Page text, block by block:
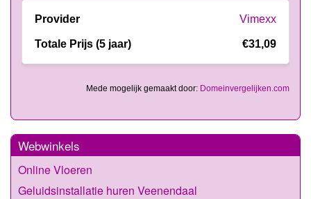
Vimexx
€31,09
Mede mogelijk gemaakt door: Domeinvergelijken.com
Webwinkels
Online Vloeren
Geluidsinstallatie huren Veenendaal